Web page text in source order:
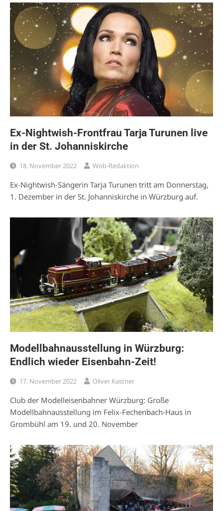
Ex-Nightwish-Frontfrau Tarja Turunen live
in der St. Johanniskirche
18. November 2022 Wob-Redaktion
Ex-Nightwish-Sängerin Tarja Turunen tritt am Donnerstag,
1. Dezember in der St. Johanniskirche in Würzburg auf.
Modellbahnausstellung in Würzburg:
Endlich wieder Eisenbahn-Zeit!
17. November 2022 Oliver Kastner
Club der Modelleisenbahner Würzburg: Große
Modellbahnausstellung im Felix-Fechenbach-Haus in
Grombühl am 19. und 20. November